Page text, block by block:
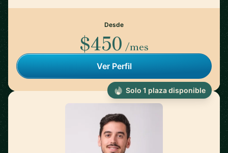
Desde
$450 /mes
Ver Perfil
Solo 1 plaza disponible